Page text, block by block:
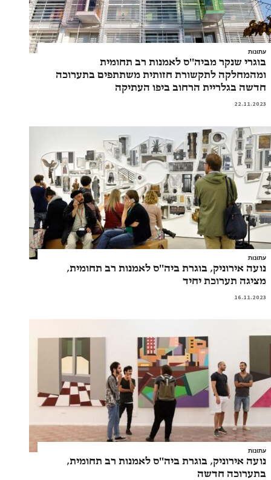
עתונות
בוגרי שנקר מביה''ס לאמנות רב תחומית
ומהמחלקה לתקשורת חזותית משתתפים בתערוכה
חדשה בגלריית הרחוב ביפו העתיקה
22.11.2023
עתונות
נועה אירוניק, בוגרת ביה''ס לאמנות רב תחומית,
מציגה תערוכת יחיד
16.11.2023
עתונות
נועה אירוניק, בוגרת ביה''ס לאמנות רב תחומית,
בתערוכה חדשה